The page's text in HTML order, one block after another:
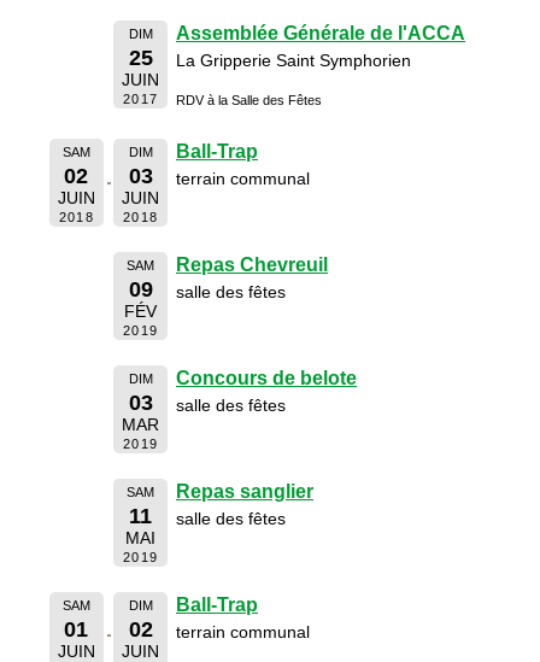
DIM
25
JUIN
2017
Assemblée Générale de l'ACCA
La Gripperie Saint Symphorien
RDV à la Salle des Fêtes
SAM
02
JUIN
2018
DIM
03
JUIN
2018
Ball-Trap
terrain communal
SAM
09
FÉV
2019
Repas Chevreuil
salle des fêtes
DIM
03
MAR
2019
Concours de belote
salle des fêtes
SAM
11
MAI
2019
Repas sanglier
salle des fêtes
SAM
01
JUIN
DIM
02
JUIN
Ball-Trap
terrain communal